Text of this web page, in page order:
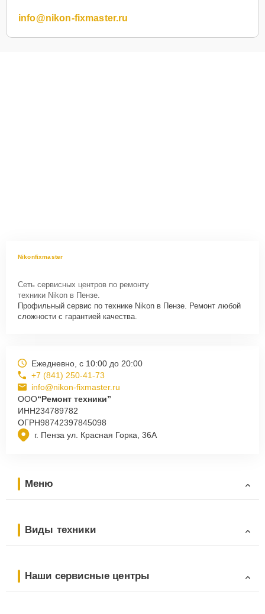
info@nikon-fixmaster.ru
Nikonfixmaster
Сеть сервисных центров по ремонту
техники Nikon в Пензе.
Профильный сервис по технике Nikon в Пензе. Ремонт любой
сложности с гарантией качества.
г. Пенза ул. Красная Горка, 36А
Ежедневно, с 10:00 до 20:00
+7 (841) 250-41-73
info@nikon-fixmaster.ru
ООО“Ремонт техники”
ИНН234789782
ОГРН98742397845098
Меню
Виды техники
Наши сервисные центры